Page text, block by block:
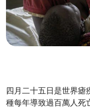
四月二十五日是世界
種每年導致過百萬人死